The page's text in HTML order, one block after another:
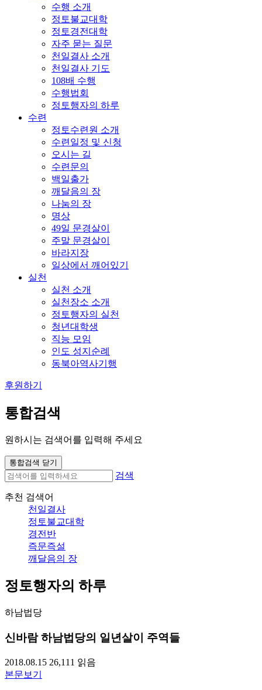
수행 소개
정토불교대학
정토경전대학
자주 묻는 질문
천일결사 소개
천일결사 기도
108배 수행
수행법회
정토행자의 하루
수련
정토수련원 소개
수련일정 및 신청
오시는 길
수련문의
백일출가
깨달음의 장
나눔의 장
명상
49일 문경살이
주말 문경살이
바라지장
일상에서 깨어있기
실천
실천 소개
실천장소 소개
정토행자의 실천
청년대학생
직능 모임
인도 성지순례
동북아역사기행
후원하기
통합검색
원하시는 검색어를 입력해 주세요
통합검색 닫기
검색
추천 검색어
천일결사
정토불교대학
경전반
즉문즉설
깨달음의 장
정토행자의 하루
하남법당
신바람 하남법당의 일년살이 주역들
2018.08.15 26,111 읽음
본문보기